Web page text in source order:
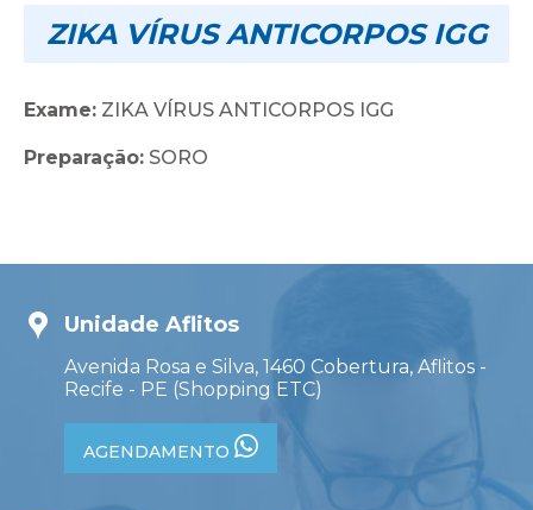
ZIKA VÍRUS ANTICORPOS IGG
Exame: ZIKA VÍRUS ANTICORPOS IGG
Preparação: SORO
Unidade Aflitos
Avenida Rosa e Silva, 1460 Cobertura, Aflitos -
Recife - PE (Shopping ETC)
AGENDAMENTO